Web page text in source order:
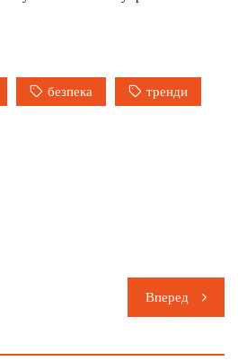
безпека тренди
Вперед